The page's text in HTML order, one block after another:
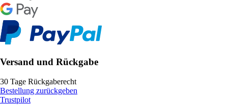
Versand und Rückgabe
30 Tage Rückgaberecht
Bestellung zurückgeben
Trustpilot